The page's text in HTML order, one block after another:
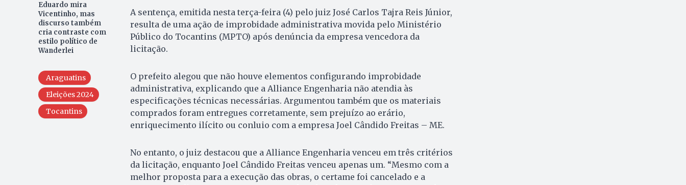
Eduardo mira
Vicentinho, mas
discurso também
cria contraste com
estilo político de
Wanderlei
Araguatins
Eleições 2024
Tocantins
A sentença, emitida nesta terça-feira (4) pelo juiz José Carlos Tajra Reis Júnior,
resulta de uma ação de improbidade administrativa movida pelo Ministério
Público do Tocantins (MPTO) após denúncia da empresa vencedora da
licitação.
O prefeito alegou que não houve elementos configurando improbidade
administrativa, explicando que a Alliance Engenharia não atendia às
especificações técnicas necessárias. Argumentou também que os materiais
comprados foram entregues corretamente, sem prejuízo ao erário,
enriquecimento ilícito ou conluio com a empresa Joel Cândido Freitas – ME.
No entanto, o juiz destacou que a Alliance Engenharia venceu em três critérios
da licitação, enquanto Joel Cândido Freitas venceu apenas um. “Mesmo com a
melhor proposta para a execução das obras, o certame foi cancelado e a